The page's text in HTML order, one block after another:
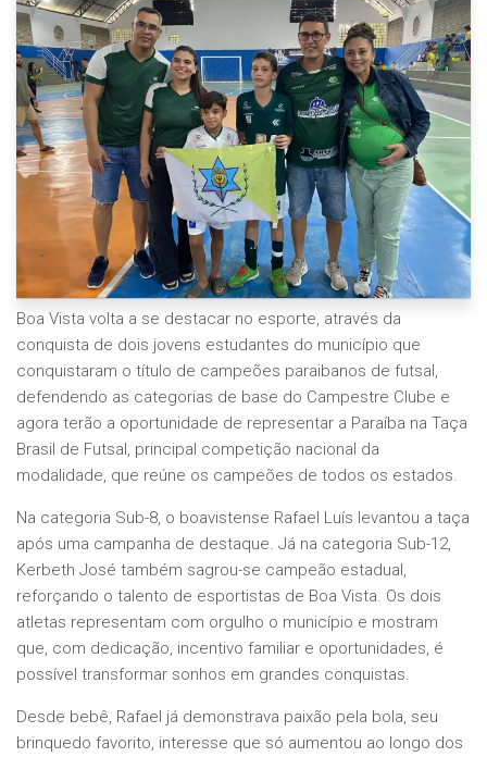
Boa Vista volta a se destacar no esporte, através da
conquista de dois jovens estudantes do município que
conquistaram o título de campeões paraibanos de futsal,
defendendo as categorias de base do Campestre Clube e
agora terão a oportunidade de representar a Paraíba na Taça
Brasil de Futsal, principal competição nacional da
modalidade, que reúne os campeões de todos os estados.
Na categoria Sub-8, o boavistense Rafael Luís levantou a taça
após uma campanha de destaque. Já na categoria Sub-12,
Kerbeth José também sagrou-se campeão estadual,
reforçando o talento de esportistas de Boa Vista. Os dois
atletas representam com orgulho o município e mostram
que, com dedicação, incentivo familiar e oportunidades, é
possível transformar sonhos em grandes conquistas.
Desde bebê, Rafael já demonstrava paixão pela bola, seu
brinquedo favorito, interesse que só aumentou ao longo dos